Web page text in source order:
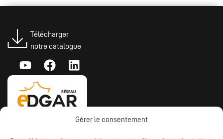
Gérer le consentement
Télécharger
notre catalogue